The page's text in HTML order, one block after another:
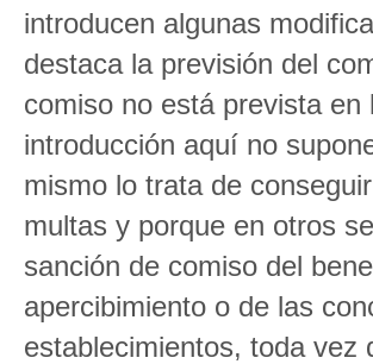
introducen algunas
destaca la previsión del
comiso no está prevista
introducción aquí no
mismo lo trata de
multas y porque en otros
sanción de comiso del
apercibimiento o de las
establecimientos, toda vez